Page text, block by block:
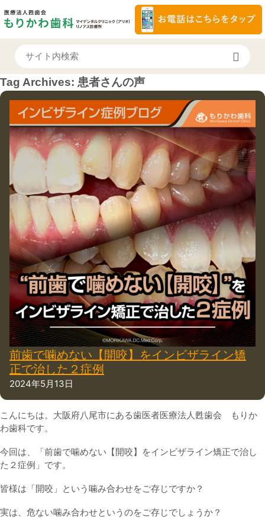
Tag Archives: 患者さんの声
前歯で噛めない【開咬】をインビザライン矯
正で治した２症例
2024年5月13日
こんにちは。大阪府八尾市にある歯医者医療法人甦歯会 もりか
わ歯科です。
今回は、「前歯で噛めない【開咬】をインビザライン矯正で治し
た２症例」です。
皆様は「開咬」という噛み合わせをご存じですか？
実は、危ない噛み合わせというのをご存じでしょうか？